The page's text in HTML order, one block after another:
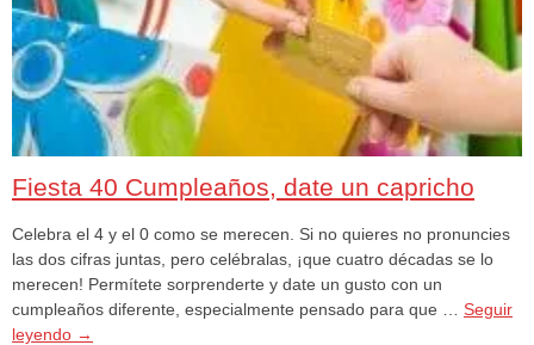
Fiesta 40 Cumpleaños, date un capricho
Celebra el 4 y el 0 como se merecen. Si no quieres no pronuncies
las dos cifras juntas, pero celébralas, ¡que cuatro décadas se lo
merecen! Permítete sorprenderte y date un gusto con un
cumpleaños diferente, especialmente pensado para que … Seguir
leyendo →